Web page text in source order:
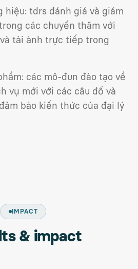
hiệu: tdrs đánh giá và giám
các chuyến thăm với
tải ảnh trực tiếp trong
các mô-đun đào tạo về
vụ mới với các câu đố và
bảo kiến thức của đại lý
IMPACT
& impact